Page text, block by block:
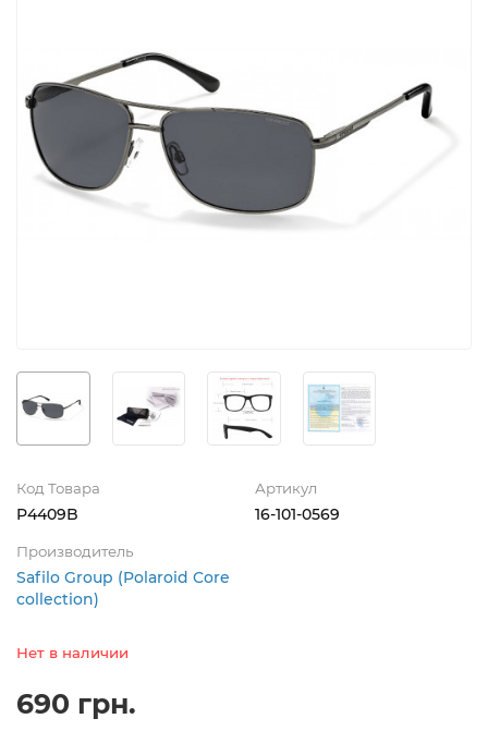
Код Товара
P4409B
Артикул
16-101-0569
Производитель
Safilo Group (Polaroid Core
collection)
Нет в наличии
690 грн.